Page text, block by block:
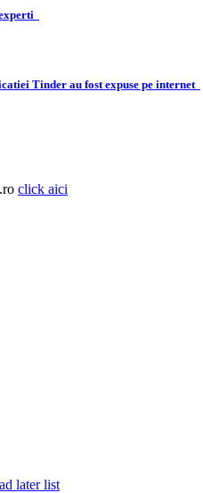
Tinder au fost expuse pe internet
click aici
later list